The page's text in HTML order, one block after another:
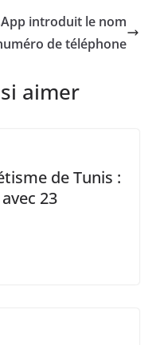
n introduit le nom
de téléphone
aimer
de Tunis :
23